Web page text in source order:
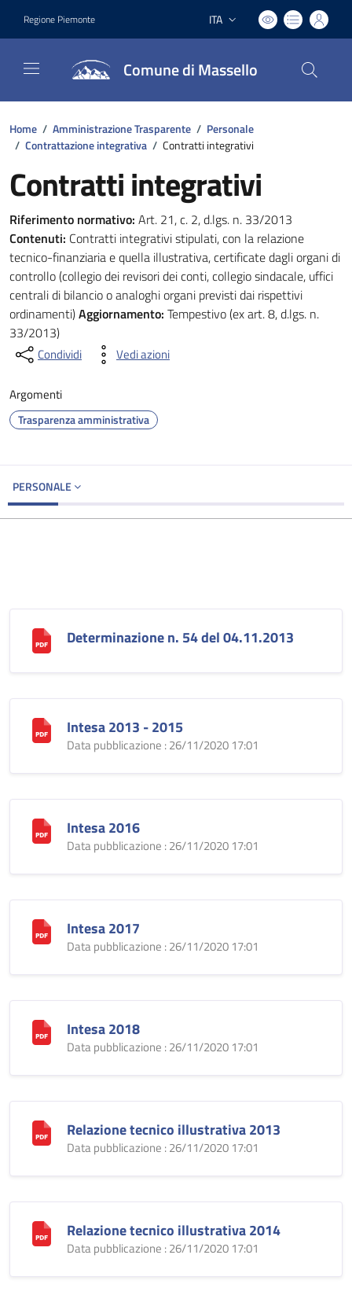
Regione Piemonte Lingua attiva:
ITA
Comune di Massello
Home / Amministrazione Trasparente / Personale
/ Contrattazione integrativa / Contratti integrativi
Contratti integrativi
Riferimento normativo: Art. 21, c. 2, d.lgs. n. 33/2013
Contenuti: Contratti integrativi stipulati, con la relazione
tecnico-finanziaria e quella illustrativa, certificate dagli organi di
controllo (collegio dei revisori dei conti, collegio sindacale, uffici
centrali di bilancio o analoghi organi previsti dai rispettivi
ordinamenti)Aggiornamento: Tempestivo (ex art. 8, d.lgs. n.
33/2013)
Condividi Vedi azioni
Argomenti
Trasparenza amministrativa
PERSONALE
Determinazione n. 54 del 04.11.2013
Intesa 2013 - 2015
Data pubblicazione : 26/11/2020 17:01
Intesa 2016
Data pubblicazione : 26/11/2020 17:01
Intesa 2017
Data pubblicazione : 26/11/2020 17:01
Intesa 2018
Data pubblicazione : 26/11/2020 17:01
Relazione tecnico illustrativa 2013
Data pubblicazione : 26/11/2020 17:01
Relazione tecnico illustrativa 2014
Data pubblicazione : 26/11/2020 17:01